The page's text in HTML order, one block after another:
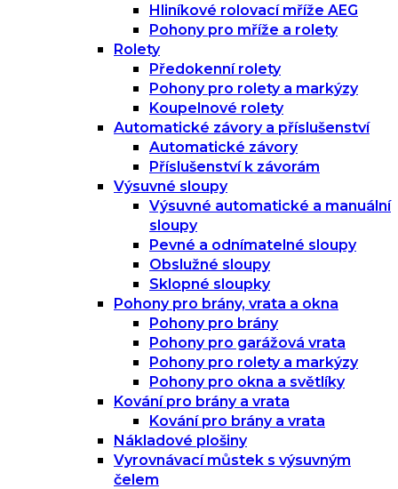
Hliníkové rolovací mříže AEG
Pohony pro mříže a rolety
Rolety
Předokenní rolety
Pohony pro rolety a markýzy
Koupelnové rolety
Automatické závory a příslušenství
Automatické závory
Příslušenství k závorám
Výsuvné sloupy
Výsuvné automatické a manuální
sloupy
Pevné a odnímatelné sloupy
Obslužné sloupy
Sklopné sloupky
Pohony pro brány, vrata a okna
Pohony pro brány
Pohony pro garážová vrata
Pohony pro rolety a markýzy
Pohony pro okna a světlíky
Kování pro brány a vrata
Kování pro brány a vrata
Nákladové plošiny
Vyrovnávací můstek s výsuvným
čelem